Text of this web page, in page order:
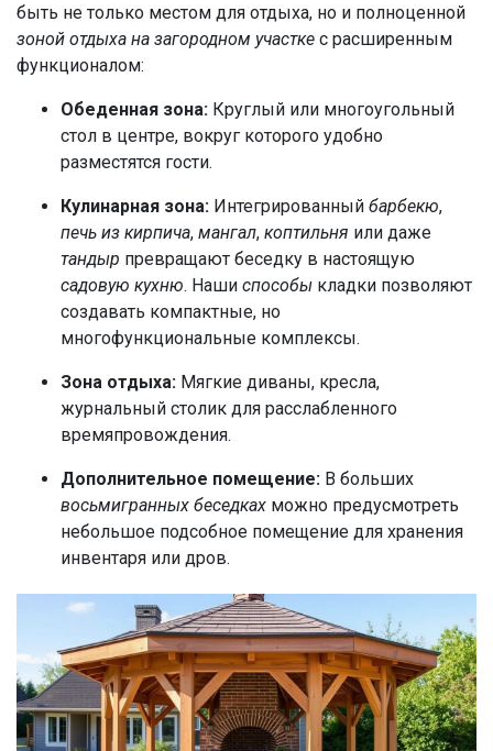
быть не только местом для отдыха, но и полноценной
зоной отдыха на загородном участке с расширенным
функционалом:
Обеденная зона: Круглый или многоугольный
стол в центре, вокруг которого удобно
разместятся гости.
Кулинарная зона: Интегрированный барбекю,
печь из кирпича, мангал, коптильня или даже
тандыр превращают беседку в настоящую
садовую кухню. Наши способы кладки позволяют
создавать компактные, но
многофункциональные комплексы.
Зона отдыха: Мягкие диваны, кресла,
журнальный столик для расслабленного
времяпровождения.
Дополнительное помещение: В больших
восьмигранных беседках можно предусмотреть
небольшое подсобное помещение для хранения
инвентаря или дров.